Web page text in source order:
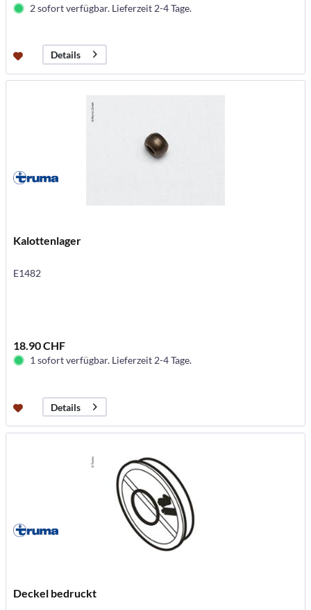
2 sofort verfügbar. Lieferzeit 2-4 Tage.
Details
Kalottenlager
E1482
18.90 CHF
1 sofort verfügbar. Lieferzeit 2-4 Tage.
Details
Deckel bedruckt